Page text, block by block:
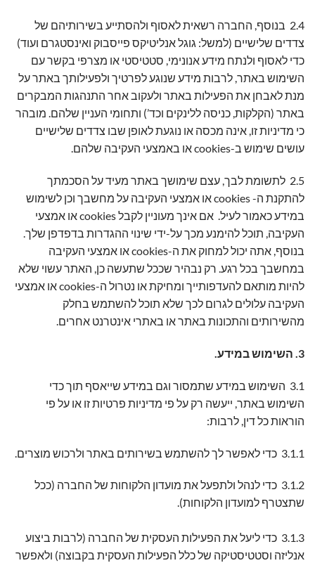
2.4 בנוסף, החברה רשאית לאסוף ולהסתייע בשירותיהם של
צדדים שלישיים (למשל: גוגל אנליטיקס פייסבוק ואינסטגרם ועוד)
כדי לאסוף ולנתח מידע אנונימי, סטטיסטי או מצרפי בקשר עם
השימוש באתר, לרבות מידע שנוגע לפרטיך ולפעילותך באתר על
מנת לאבחן את הפעילות באתר ולעקוב אחר התנהגות המבקרים
באתר (הקלקות, כניסה ללינקים וכד’) ותחומי העניין שלהם. מובהר
כי מדיניות זו, אינה מכסה או נוגעת לאופן שבו צדדים שלישיים
עושים שימוש ב-cookies או באמצעי העקיבה שלהם.
2.5 לתשומת לבך, עצם שימושך באתר מעיד על הסכמתך
להתקנת ה- cookies או אמצעי העקיבה על מחשבך וכן לשימוש
במידע כאמור לעיל. אם אינך מעוניין לקבל cookies או אמצעי
העקיבה, תוכל להימנע מכך על-ידי שינוי ההגדרות בדפדפן שלך.
בנוסף, אתה יכול למחוק את ה-cookies או אמצעי העקיבה
במחשבך בכל רגע. רק נבהיר שככל שתעשה כן, האתר עשוי שלא
להיות מותאם להעדפותייך ומחיקת או נטרול ה-cookies או אמצעי
העקיבה עלולים לגרום לכך שלא תוכל להשתמש בחלק
מהשירותים והתכונות באתר או באתרי אינטרנט אחרים.
3. השימוש במידע.
3.1 השימוש במידע שתמסור וגם במידע שייאסף תוך כדי
השימוש באתר, ייעשה רק על פי מדיניות פרטיות זו או על פי
הוראות כל דין, לרבות:
3.1.1 כדי לאפשר לך להשתמש בשירותים באתר ולרכוש מוצרים.
3.1.2 כדי לנהל ולתפעל את מועדון הלקוחות של החברה (ככל
שתצטרף למועדון הלקוחות).
3.1.3 כדי ליעל את הפעילות העסקית של החברה (לרבות ביצוע
אנליזה וסטטיסטיקה של כלל הפעילות העסקית בקבוצה) ולאפשר